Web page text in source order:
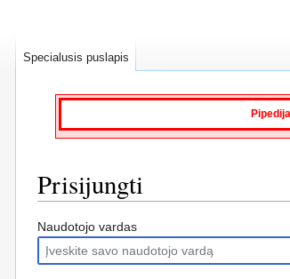
Prisijungti
Jump
to
navigation
Jump
to
search
Naudotojo vardas
Specialusis puslapis